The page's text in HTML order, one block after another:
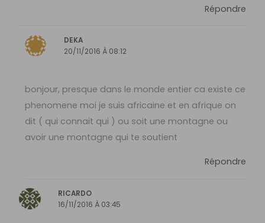
Répondre
DEKA
20/11/2016 À 08:12
bonjour, presque dans le monde entier ca existe ce
phenomene moi je suis africaine et en afrique on
dit ( qui connait qui ) ou soit une montagne ou
avoir une montagne qui te soutient
Répondre
RICARDO
16/11/2016 À 03:45